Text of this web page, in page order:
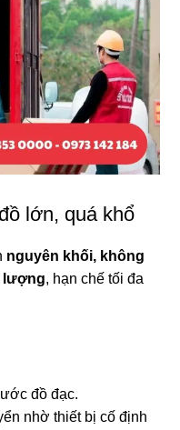
lớn, quá khổ
nguyên khối, không
lượng, hạn chế tối đa
đồ đạc.
nhờ thiết bị cố định